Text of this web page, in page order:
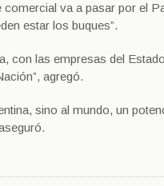
comercial va a pasar por el
estar los buques”.
con las empresas del
agregó.
sino al mundo, un